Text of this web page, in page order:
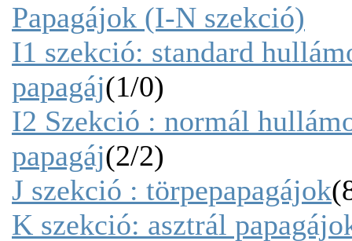
Papagájok (I-N szekció)
I1 szekció: standard
papagáj(1/0)
I2 Szekció : normál
papagáj(2/2)
J szekció : törpepapagájok
K szekció: asztrál